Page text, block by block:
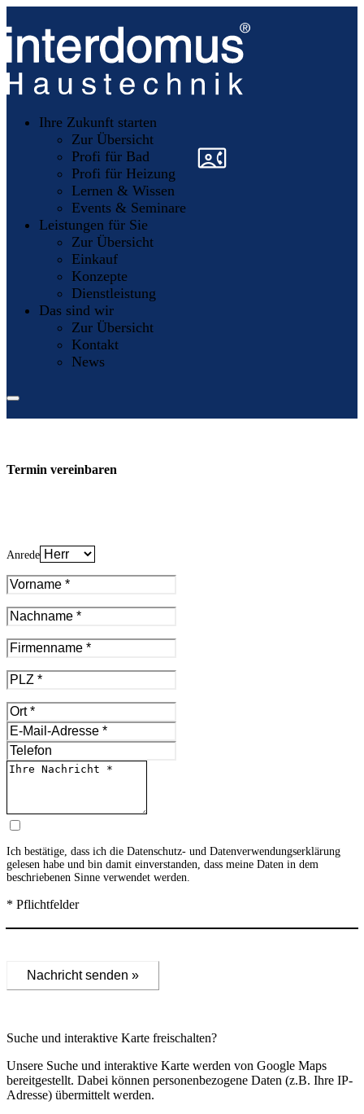
Ihre Zukunft starten
Zur Übersicht
Profi für Bad
Profi für Heizung
Lernen & Wissen
Events & Seminare
Leistungen für Sie
Zur Übersicht
Einkauf
Konzepte
Dienstleistung
Das sind wir
Zur Übersicht
Kontakt
News
»
Termin vereinbaren
Anrede
Ich bestätige, dass ich die Datenschutz- und Datenverwendungserklärung
gelesen habe und bin damit einverstanden, dass meine Daten in dem
beschriebenen Sinne verwendet werden.
* Pflichtfelder
Nachricht senden »
Suche und interaktive Karte freischalten?
Unsere Suche und interaktive Karte werden von Google Maps
bereitgestellt. Dabei können personenbezogene Daten (z.B. Ihre IP-
Adresse) übermittelt werden.